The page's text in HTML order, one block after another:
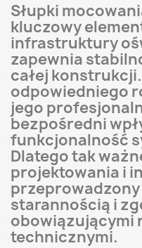
Słupki
kluczowy
infrastruktury
zapewnia
całej
odpowiedniego
jego
bezpośredni
funkcjonalność
Dlatego tak
projektowania i
starannością i
obowiązującymi
technicznymi.